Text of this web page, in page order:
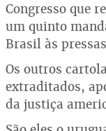
Congresso que
um quinto
Brasil às
Os outros
extraditados,
da justiça